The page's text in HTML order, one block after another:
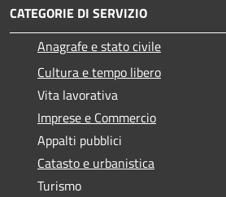
CATEGORIE DI SERVIZIO
Anagrafe e stato civile
Cultura e tempo libero
Vita lavorativa
Imprese e Commercio
Appalti pubblici
Catasto e urbanistica
Turismo